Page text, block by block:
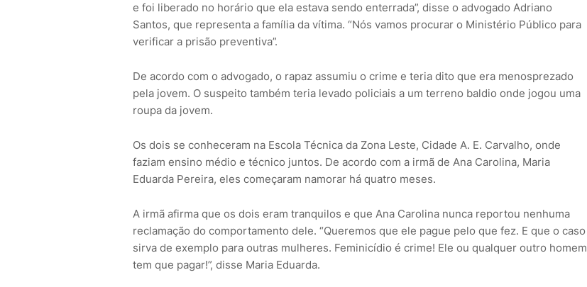
e foi liberado no horário que ela estava sendo enterrada”, disse o advogado Adriano
Santos, que representa a família da vítima. “Nós vamos procurar o Ministério Público para
verificar a prisão preventiva”.
De acordo com o advogado, o rapaz assumiu o crime e teria dito que era menosprezado
pela jovem. O suspeito também teria levado policiais a um terreno baldio onde jogou uma
roupa da jovem.
Os dois se conheceram na Escola Técnica da Zona Leste, Cidade A. E. Carvalho, onde
faziam ensino médio e técnico juntos. De acordo com a irmã de Ana Carolina, Maria
Eduarda Pereira, eles começaram namorar há quatro meses.
A irmã afirma que os dois eram tranquilos e que Ana Carolina nunca reportou nenhuma
reclamação do comportamento dele. “Queremos que ele pague pelo que fez. E que o caso
sirva de exemplo para outras mulheres. Feminicídio é crime! Ele ou qualquer outro homem
tem que pagar!”, disse Maria Eduarda.